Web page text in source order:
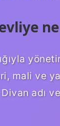
mali ve
adı